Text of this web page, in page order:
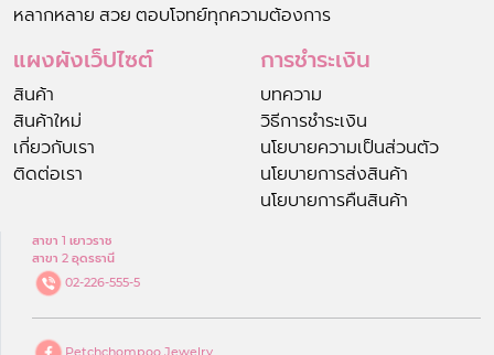
หลากหลาย สวย ตอบโจทย์ทุกความต้องการ
แผงผังเว็ปไซต์
สินค้า
สินค้าใหม่
เกี่ยวกับเรา
ติดต่อเรา
การชำระเงิน
บทความ
วิธีการชำระเงิน
นโยบายความเป็นส่วนตัว
นโยบายการส่งสินค้า
นโยบายการคืนสินค้า
สาขา 1 เยาวราช
สาขา 2 อุดรธานี
02-226-555-5
Petchchompoo Jewelry